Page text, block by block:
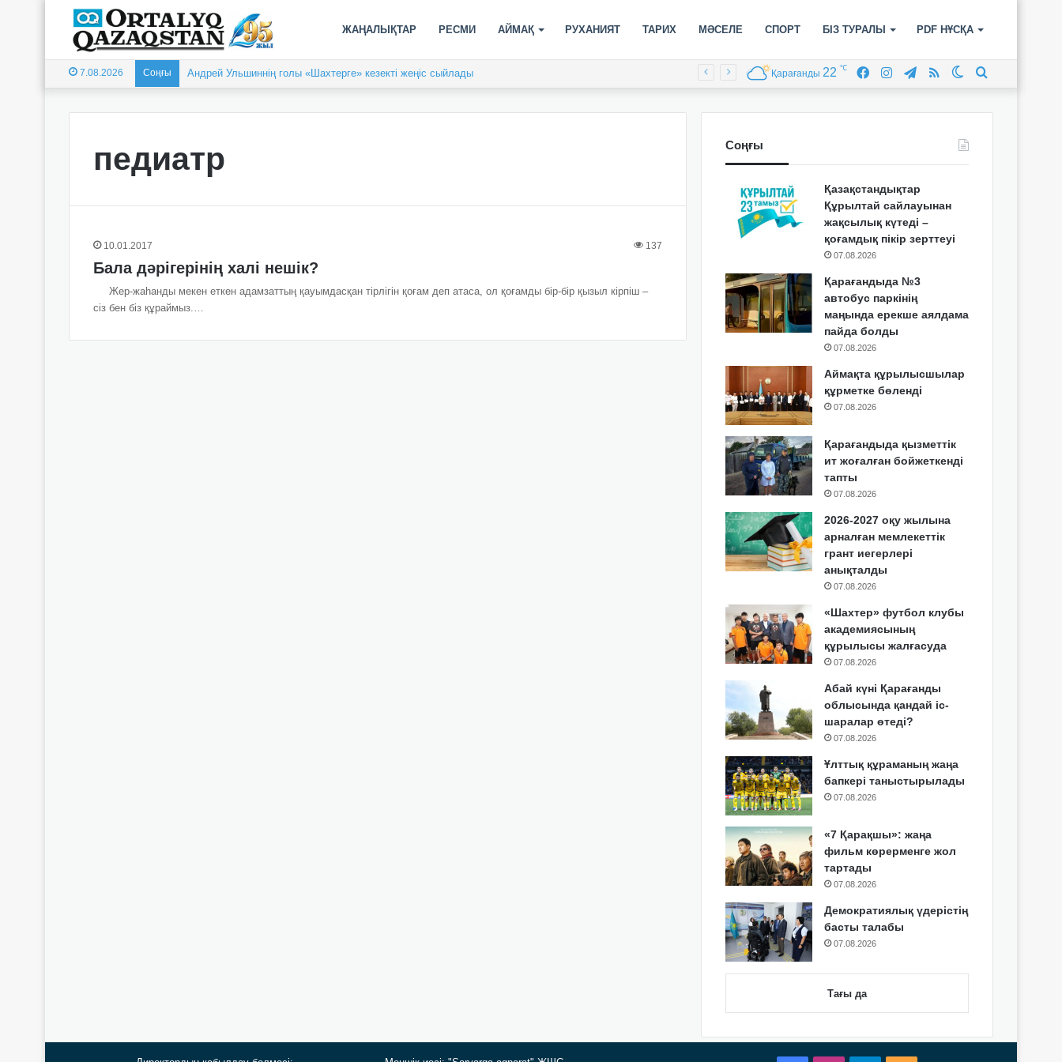
ЖАҢАЛЫҚТАР РЕСМИ АЙМАҚ РУХАНИЯТ ТАРИХ МӘСЕЛЕ СПОРТ БІЗ ТУРАЛЫ PDF НҰСҚА
7.08.2026 Соңғы Андрей Ульшиннің голы «Шахтерге» кезекті жеңіс сыйлады Switch
RSS
Telegram
Instagram
Facebook
Қарағанды 22 ℃
педиатр
10.01.2017 137
Бала дәрігерінің халі нешік?
Жер-жаһанды мекен еткен адамзаттың қауымдасқан тірлігін қоғам деп атаса, ол қоғамды бір-бір қызыл кірпіш –
сіз бен біз құраймыз.…
Соңғы
Қазақстандықтар
Құрылтай сайлауынан
жақсылық күтеді –
қоғамдық пікір зерттеуі
07.08.2026
Қарағандыда №3
автобус паркінің
маңында ерекше аялдама
пайда болды
07.08.2026
Аймақта құрылысшылар
құрметке бөленді
07.08.2026
Қарағандыда қызметтік
ит жоғалған бойжеткенді
тапты
07.08.2026
2026-2027 оқу жылына
арналған мемлекеттік
грант иегерлері
анықталды
07.08.2026
«Шахтер» футбол клубы
академиясының
құрылысы жалғасуда
07.08.2026
Абай күні Қарағанды
облысында қандай іс-
шаралар өтеді?
07.08.2026
Ұлттық құраманың жаңа
бапкері таныстырылады
07.08.2026
«7 Қарақшы»: жаңа
фильм көрерменге жол
тартады
07.08.2026
Демократиялық үдерістің
басты талабы
07.08.2026
Тағы да